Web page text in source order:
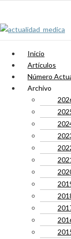
Inicio
Artículos
Número
Archivo